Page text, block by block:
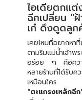
ไอเดียตกแ
ฉีกเปลี่ยน "ฝ้
เก๋ ดึงดูดลูก
เคยไหมที่อยากหา
ตามริมแม่น้ำเจ้าพ
อร่อย ๆ คือควา
หลายร้านที่ได้รับ
เหมือนใคร แล
"ตะแกรงเหล็กฉีก